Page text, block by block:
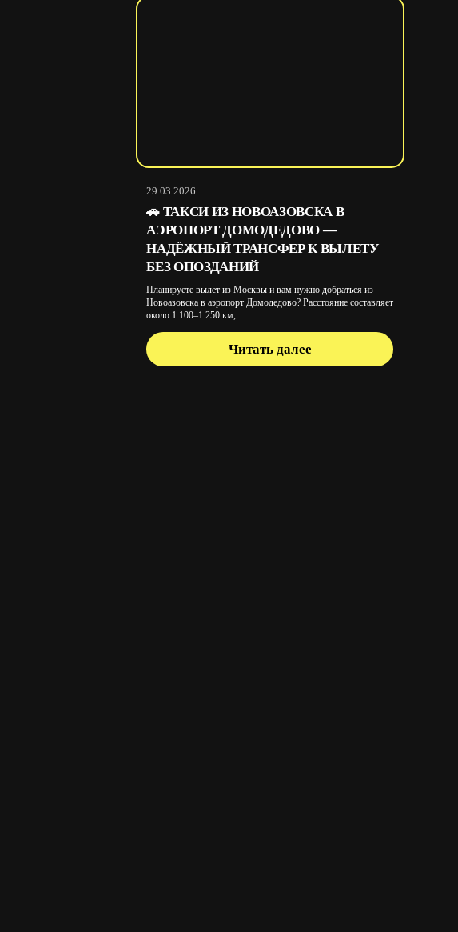
29.03.2026
🚗 ТАКСИ ИЗ НОВОАЗОВСКА В
АЭРОПОРТ ДОМОДЕДОВО —
НАДЁЖНЫЙ ТРАНСФЕР К ВЫЛЕТУ
БЕЗ ОПОЗДАНИЙ
Планируете вылет из Москвы и вам нужно добраться из
Новоазовска в аэропорт Домодедово? Расстояние составляет
около 1 100–1 250 км,...
Читать далее